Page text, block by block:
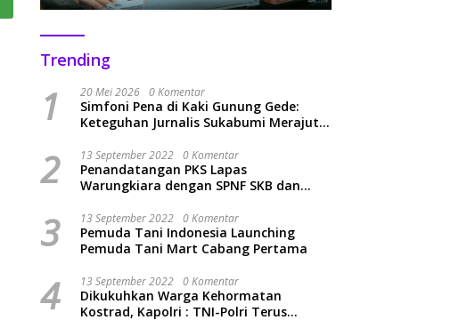
Trending
1 20 Mei 2026 0 Komentar
Simfoni Pena di Kaki Gunung Gede:
Keteguhan Jurnalis Sukabumi Merajut
2 13 September 2022 0 Komentar
Penandatangan PKS Lapas
Warungkiara dengan SPNF SKB dan
3 13 September 2022 0 Komentar
Pemuda Tani Indonesia Launching
Pemuda Tani Mart Cabang Pertama
4 13 September 2022 0 Komentar
Dikukuhkan Warga Kehormatan
Kostrad, Kapolri : TNI-Polri Terus